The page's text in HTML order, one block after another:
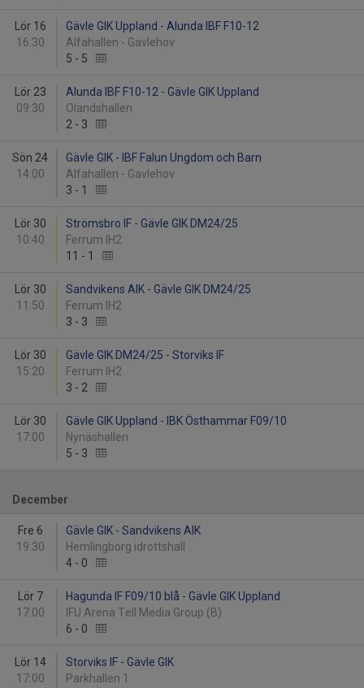
Lör 16
16:30
Gävle GIK Uppland - Alunda IBF F10-12
Alfahallen - Gavlehov
5 - 5
Lör 23
09:30
Alunda IBF F10-12 - Gävle GIK Uppland
Olandshallen
2 - 3
Sön 24
14:00
Gävle GIK - IBF Falun Ungdom och Barn
Alfahallen - Gavlehov
3 - 1
Lör 30
10:40
Strömsbro IF - Gävle GIK DM24/25
Ferrum IH2
11 - 1
Lör 30
11:50
Sandvikens AIK - Gävle GIK DM24/25
Ferrum IH2
3 - 3
Lör 30
15:20
Gävle GIK DM24/25 - Storviks IF
Ferrum IH2
3 - 2
Lör 30
17:00
Gävle GIK Uppland - IBK Östhammar F09/10
Nynäshallen
5 - 3
December
Fre 6
19:30
Gävle GIK - Sandvikens AIK
Hemlingborg idrottshall
4 - 0
Lör 7
17:00
Hagunda IF F09/10 blå - Gävle GIK Uppland
IFU Arena Tell Media Group (B)
6 - 0
Lör 14
17:00
Storviks IF - Gävle GIK
Parkhallen 1